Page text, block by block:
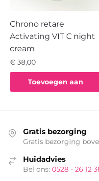
Chrono retare
Activating VIT C night
cream
€ 38,00
Toevoegen aan
Gratis bezorging
Gratis bezorging
Huidadvies
Bel ons: 0528 - 26 12